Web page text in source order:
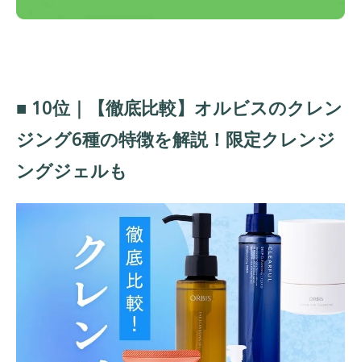
■ 10位｜【徹底比較】オルビスのクレン
ジング6種の特徴を解説！限定クレンジ
ングジェルも